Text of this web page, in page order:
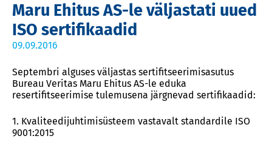
Maru Ehitus AS-le väljastati uued
ISO sertifikaadid
09.09.2016
Septembri alguses väljastas sertifitseerimisasutus
Bureau Veritas Maru Ehitus AS-le eduka
resertifitseerimise tulemusena järgnevad sertifikaadid:
1. Kvaliteedijuhtimisüsteem vastavalt standardile ISO
9001:2015